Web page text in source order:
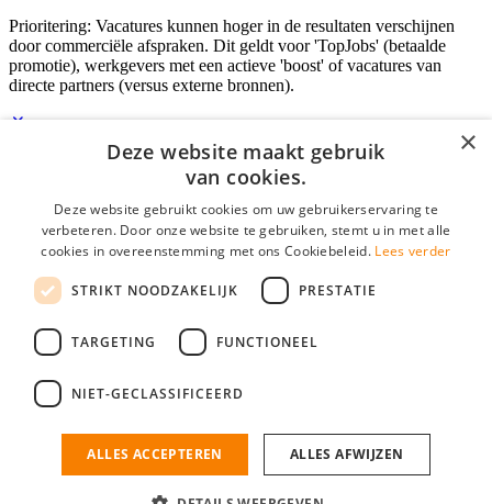
Prioritering: Vacatures kunnen hoger in de resultaten verschijnen
door commerciële afspraken. Dit geldt voor 'TopJobs' (betaalde
promotie), werkgevers met een actieve 'boost' of vacatures van
directe partners (versus externe bronnen).
E-mail*
Wachtwoord
login gegevens onthouden
login
Bedrijf aanmelden
nieuwe collega/werknemer zo gevonden!
×
Deze website maakt gebruik
van cookies.
Deze website gebruikt cookies om uw gebruikerservaring te
verbeteren. Door onze website te gebruiken, stemt u in met alle
cookies in overeenstemming met ons Cookiebeleid. Lees verder
STRIKT NOODZAKELIJK PRESTATIE
TARGETING FUNCTIONEEL
NIET-GECLASSIFICEERD
ALLES ACCEPTEREN ALLES AFWIJZEN